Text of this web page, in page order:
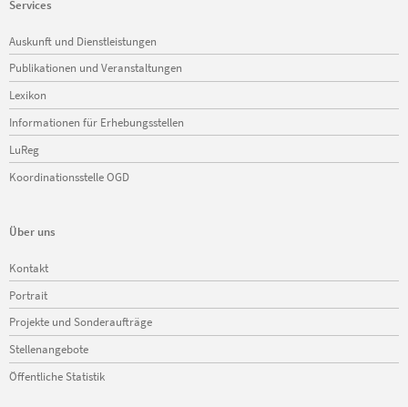
Services
Navigation
überspringen
Auskunft und Dienstleistungen
Publikationen und Veranstaltungen
Lexikon
Informationen für Erhebungsstellen
LuReg
Koordinationsstelle OGD
Über uns
Navigation
überspringen
Kontakt
Portrait
Projekte und Sonderaufträge
Stellenangebote
Öffentliche Statistik